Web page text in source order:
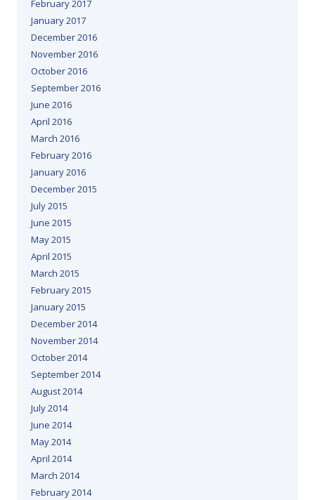
February 2017
January 2017
December 2016
November 2016
October 2016
September 2016
June 2016
April 2016
March 2016
February 2016
January 2016
December 2015
July 2015
June 2015
May 2015
April 2015
March 2015
February 2015
January 2015
December 2014
November 2014
October 2014
September 2014
August 2014
July 2014
June 2014
May 2014
April 2014
March 2014
February 2014